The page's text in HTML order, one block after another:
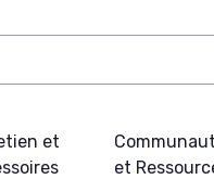
et
et